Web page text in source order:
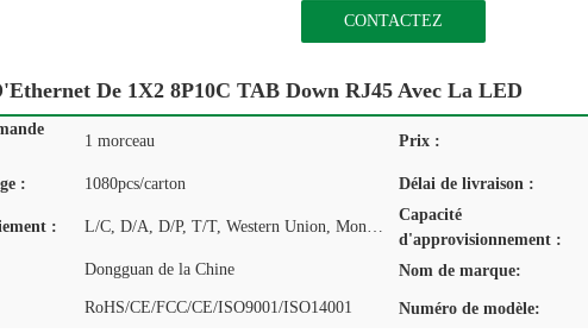
CONTACTEZ
De 1X2 8P10C TAB Down RJ45 Avec La LED
1 morceau Prix :
: 1080pcs/carton Délai de livraison :
: L/C, D/A, D/P, T/T, Western Union, MoneyGram
Capacité
d'approvisionnement :
Dongguan de la Chine Nom de marque:
RoHS/CE/FCC/CE/ISO9001/ISO14001 Numéro de modèle: